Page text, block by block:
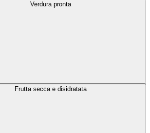
Verdura pronta
Frutta secca e disidratata